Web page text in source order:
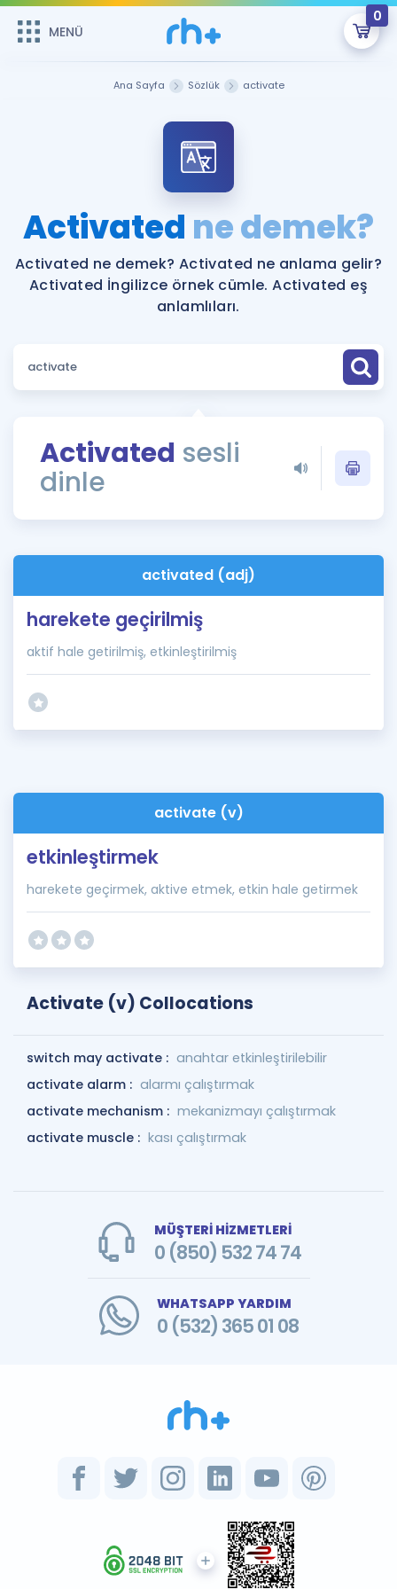
MENÜ
0
ÜYE DEĞİLİM
Sepetin Şu An Boş.
Remzi Hoca ile seni sınava hazırlayacak onlarca eğitim seni
bekliyor!
MENÜ
Faydalı Araçlar
Sözlük
Rehberlik Aracı
ÖSYM Sınav Takvimi
İngilizce Gramer
Hakkımızda
Ana Sayfa Sözlük activate
Activated ne demek?
Activated ne demek? Activated ne anlama gelir?
Activated İngilizce örnek cümle. Activated eş
anlamlıları.
Activated sesli
dinle
activated (adj)
harekete geçirilmiş
aktif hale getirilmiş, etkinleştirilmiş
activate (v)
etkinleştirmek
harekete geçirmek, aktive etmek, etkin hale getirmek
Activate (v) Collocations
switch may activate : anahtar etkinleştirilebilir
activate alarm : alarmı çalıştırmak
activate mechanism : mekanizmayı çalıştırmak
activate muscle : kası çalıştırmak
MÜŞTERİ HİZMETLERİ
0 (850) 532 74 74
WHATSAPP YARDIM
0 (532) 365 01 08